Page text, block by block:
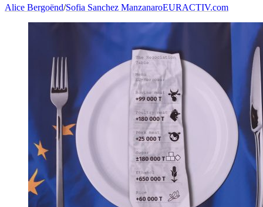
Alice Bergoënd/Sofia Sanchez ManzanaroEURACTIV.com